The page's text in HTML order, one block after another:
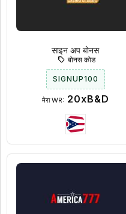
साइन अप बोनस
बोनस कोड
SIGNUP100
मेरा WR: 20xB&D